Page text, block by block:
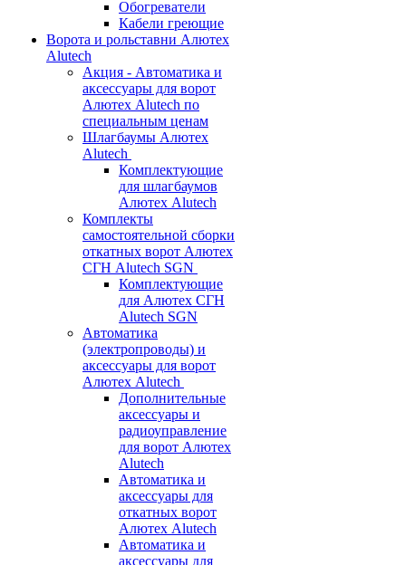
Обогреватели
Кабели греющие
Ворота и рольставни Алютех
Alutech
Акция - Автоматика и
аксессуары для ворот
Алютех Alutech по
специальным ценам
Шлагбаумы Алютех
Alutech
Комплектующие
для шлагбаумов
Алютех Alutech
Комплекты
самостоятельной сборки
откатных ворот Алютех
СГН Alutech SGN
Комплектующие
для Алютех СГН
Alutech SGN
Автоматика
(электропроводы) и
аксессуары для ворот
Алютех Alutech
Дополнительные
аксессуары и
радиоуправление
для ворот Алютех
Alutech
Автоматика и
аксессуары для
откатных ворот
Алютех Alutech
Автоматика и
аксессуары для